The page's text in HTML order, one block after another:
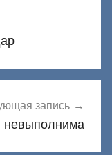
запись